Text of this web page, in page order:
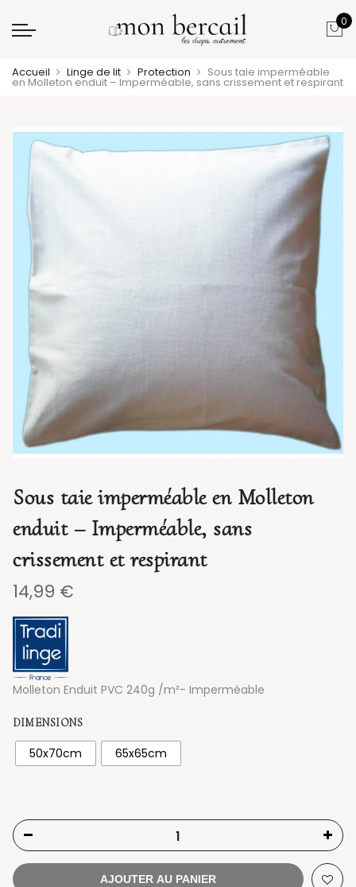
0
Accueil Linge de lit Protection Sous taie imperméable
en Molleton enduit – Imperméable, sans crissement et respirant
Sous taie imperméable en Molleton
enduit – Imperméable, sans
crissement et respirant
14,99 €
Molleton Enduit PVC 240g /m²- Imperméable
DIMENSIONS
50x70cm 65x65cm
AJOUTER AU PANIER